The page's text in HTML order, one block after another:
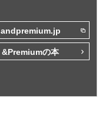
andpremium.jp
&Premiumの本